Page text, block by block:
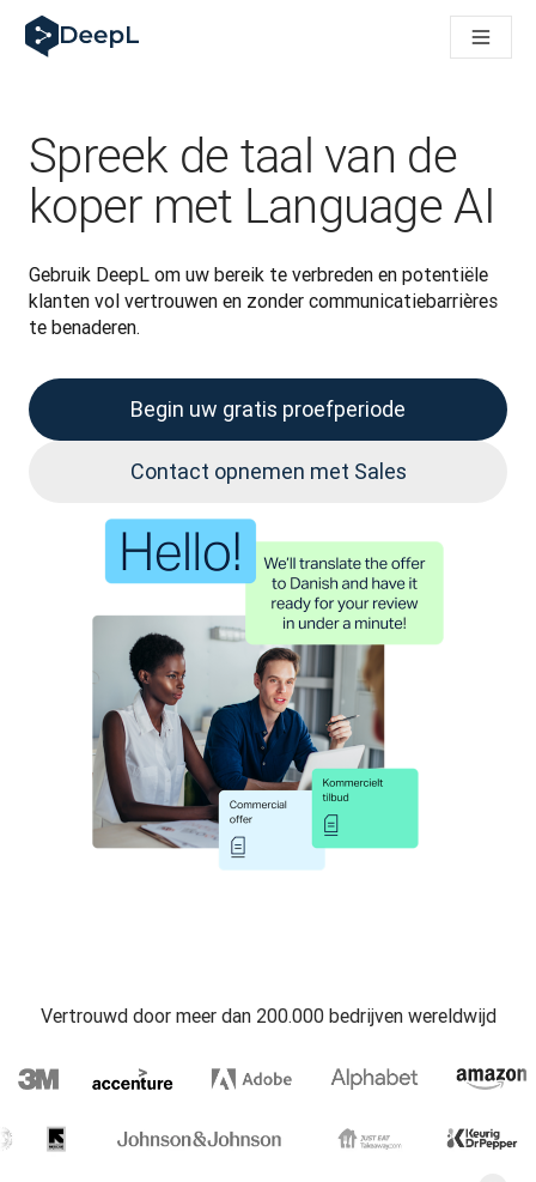
DeepL voor AI-agenten
DeepL Translation Flow: Nieuwe, door AI aangestuurde
Vertrouwen in Language AI voor bedrijfstaal ontrafeld. In
Hoe wij de kwaliteitsbeoordeling voor DeepL ontwikkelen
Van hoogwaardige tekstvertalingen tot een realtime
Spreek de taal van de
koper met Language AI
Gebruik DeepL om uw bereik te verbreden en potentiële
klanten vol vertrouwen en zonder communicatiebarrières
te benaderen.
Begin uw gratis proefperiode
Contact opnemen met Sales
Vertrouwd door meer dan 200.000 bedrijven wereldwijd